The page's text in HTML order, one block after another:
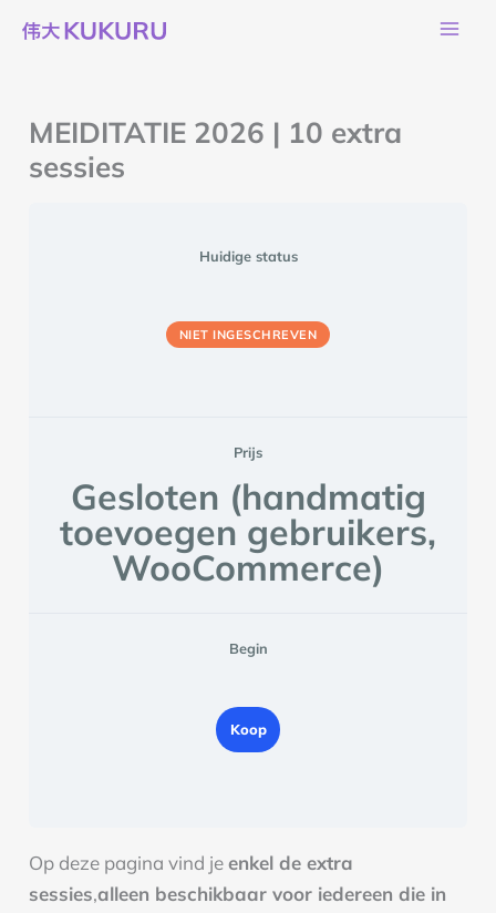
naar
MEIDITATIE 2026 | 10 extra
sessies
Huidige status
NIET INGESCHREVEN
Prijs
Gesloten (handmatig
toevoegen gebruikers,
WooCommerce)
Begin
Koop
Op deze pagina vind jeenkel de extra
sessies,alleen beschikbaar voor iedereen die in